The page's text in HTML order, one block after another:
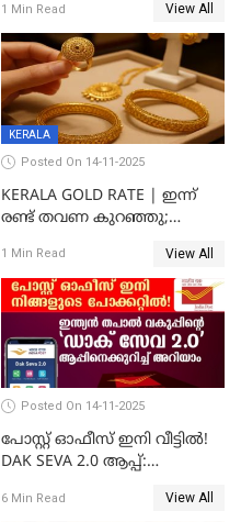
ശതമാനമായി; പ്രചോദനം
നൽകുന്നുവെന്ന് മോദി
1 Min Read View All
KERALA
Posted On 14-11-2025
KERALA GOLD RATE | ഇന്ന്
രണ്ട് തവണ കുറഞ്ഞു;
1 Min Read View All
Posted On 14-11-2025
പോസ്റ്റ് ഓഫീസ് ഇനി വീട്ടിൽ!
DAK SEVA 2.0 ആപ്പ്:
എന്തൊക്കെയാണെന്ന്
6 Min Read View All